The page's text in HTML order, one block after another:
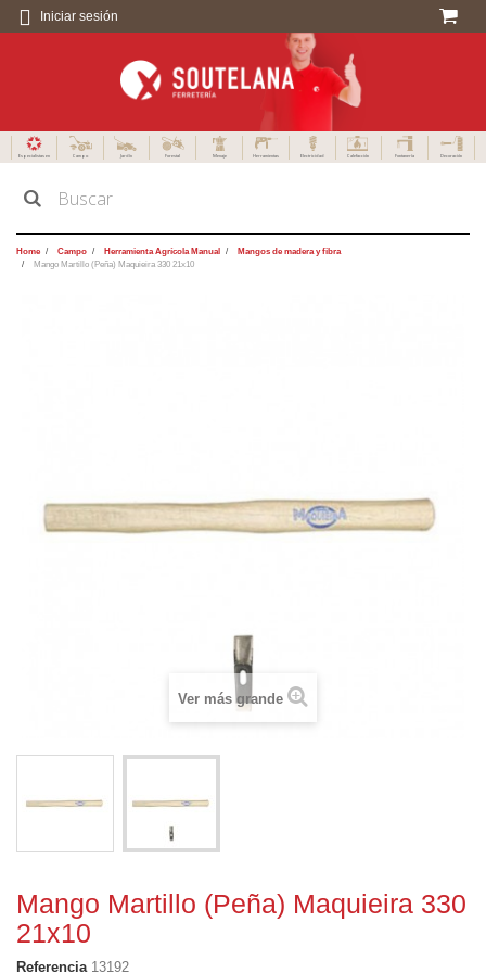
Iniciar sesión
Especialistas en Campo Jardín Forestal Menaje Herramientas Electricidad Calefacción Fontanería Decoración
Home Campo Herramienta Agrícola Manual
Mangos de madera y fibra
Mango Martillo (Peña) Maquieira 330 21x10
Ver más grande
Mango Martillo (Peña) Maquieira 330
21x10
Referencia 13192